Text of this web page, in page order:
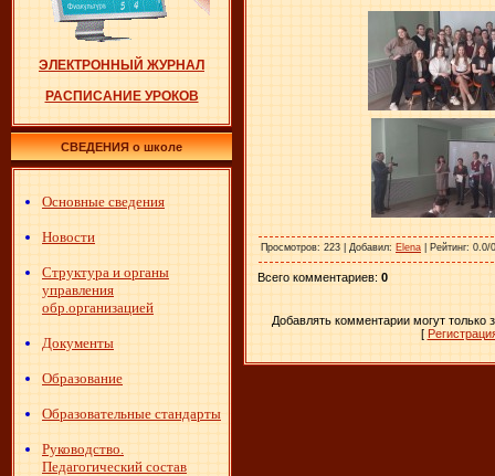
ЭЛЕКТРОННЫЙ ЖУРНАЛ
РАСПИСАНИЕ УРОКОВ
СВЕДЕНИЯ о школе
Основные сведения
Новости
Структура и органы
управления
обр.организацией
Документы
Образование
Образовательные стандарты
Руководство.
Педагогический состав
Просмотров: 223 | Добавил: Elena Рейтинг: 0.0/
Всего комментариев: 0
Добавлять комментарии могут только
[